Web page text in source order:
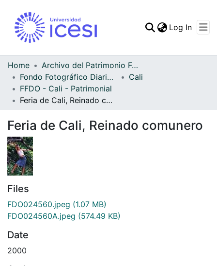
Statistics
Log In
Home
Archivo del Patrimonio Fotográfico y Fílmico del Valle del Cauca
Fondo Fotográfico Diario Occidente
Cali
FFDO - Cali - Patrimonial
Feria de Cali, Reinado comunero
Feria de Cali, Reinado comunero
Files
FDO024560.jpeg (1.07 MB)
FDO024560A.jpeg (574.49 KB)
Date
2000